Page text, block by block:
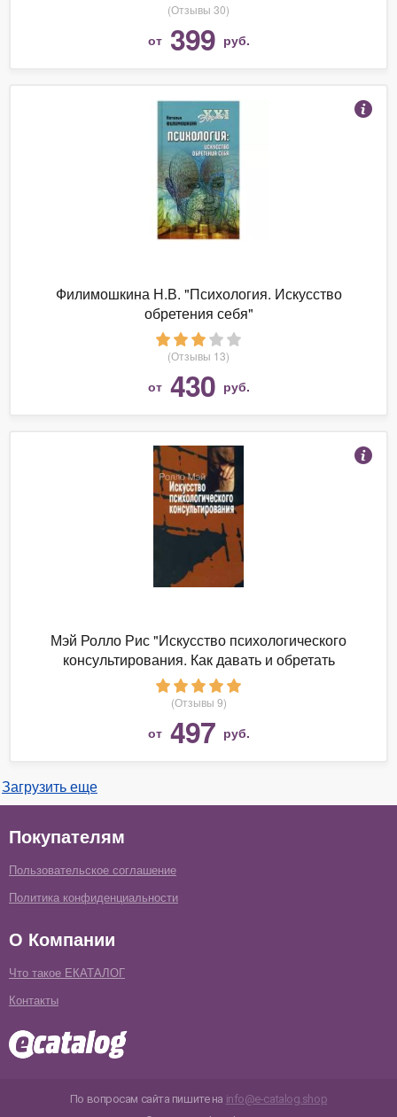
(Отзывы 30)
от 399 руб.
Филимошкина Н.В. "Психология. Искусство
обретения себя"
(Отзывы 13)
от 430 руб.
Мэй Ролло Рис "Искусство психологического
консультирования. Как давать и обретать
душевное здоровье"
(Отзывы 9)
от 497 руб.
Загрузить еще
Покупателям
Пользовательское соглашение
Политика конфиденциальности
О Компании
Что такое ЕКАТАЛОГ
Контакты
По вопросам сайта пишите на info@e-catalog.shop